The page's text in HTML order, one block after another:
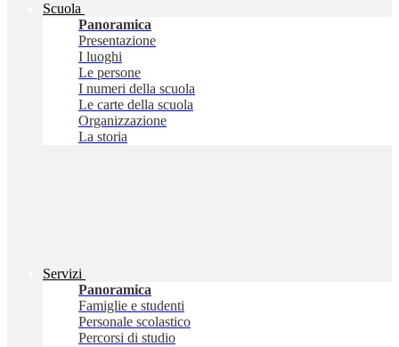
Scuola
Panoramica
Presentazione
I luoghi
Le persone
I numeri della scuola
Le carte della scuola
Organizzazione
La storia
Servizi
Panoramica
Famiglie e studenti
Personale scolastico
Percorsi di studio